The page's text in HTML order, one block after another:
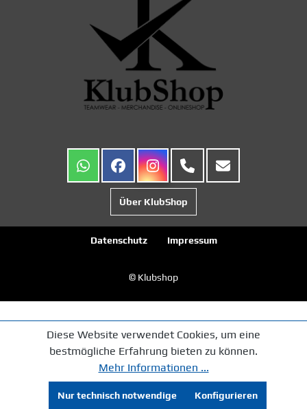
Über KlubShop
Datenschutz Impressum
© Klubshop
Diese Website verwendet Cookies, um eine
bestmögliche Erfahrung bieten zu können.
Mehr Informationen ...
Nur technisch notwendige Konfigurieren